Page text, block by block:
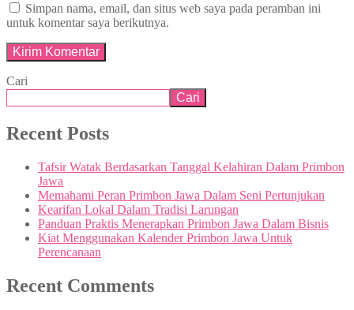
Simpan nama, email, dan situs web saya pada peramban ini
untuk komentar saya berikutnya.
Cari
Cari
Recent Posts
Tafsir Watak Berdasarkan Tanggal Kelahiran Dalam Primbon
Jawa
Memahami Peran Primbon Jawa Dalam Seni Pertunjukan
Kearifan Lokal Dalam Tradisi Larungan
Panduan Praktis Menerapkan Primbon Jawa Dalam Bisnis
Kiat Menggunakan Kalender Primbon Jawa Untuk
Perencanaan
Recent Comments